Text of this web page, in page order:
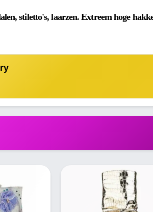
stiletto's, laarzen. Extreem hoge